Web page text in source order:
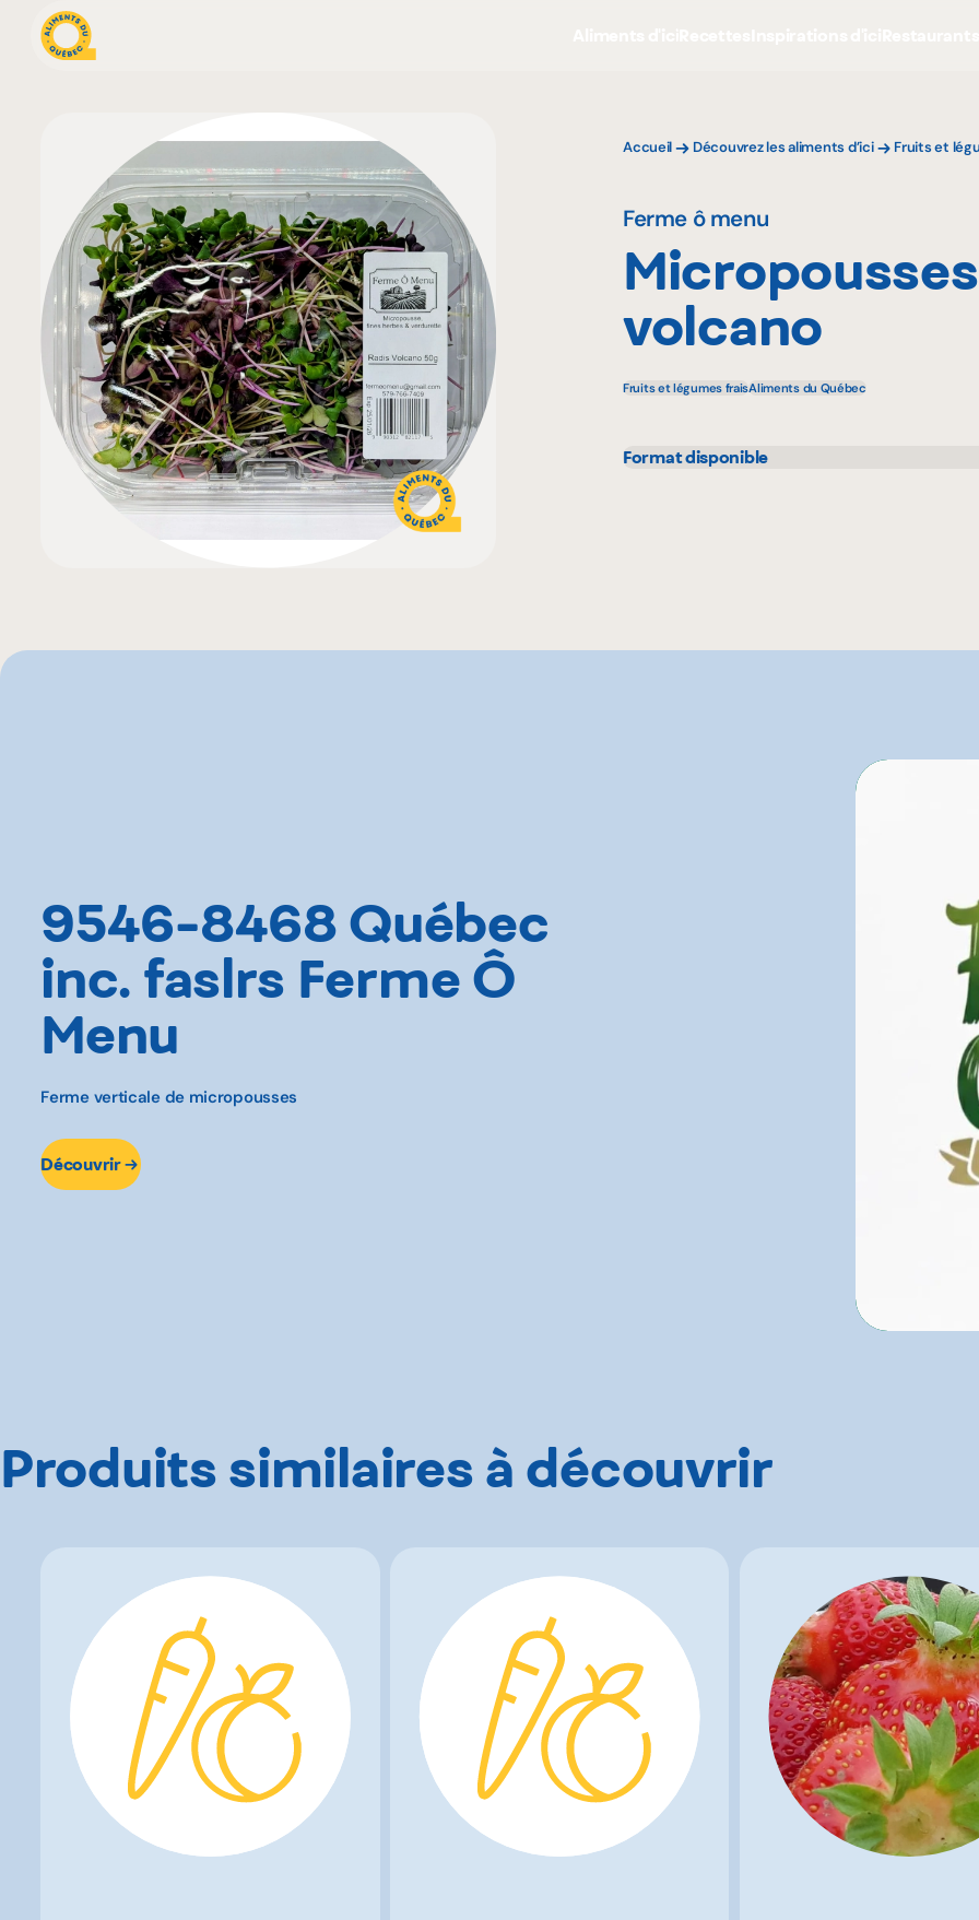
Accueil Découvrez les aliments d’ici Fruits et
Ferme ô menu
volcano
Fruits et légumes fraisAliments du Québec
Format disponible
9546-8468 Québec
inc. faslrs Ferme Ô
Menu
Ferme verticale de micropousses
Découvrir
Produits similaires à découvrir